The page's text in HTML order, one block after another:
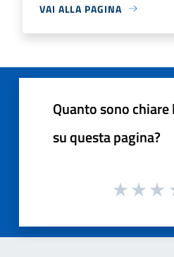
VAI ALLA PAGINA
Quanto sono
su questa pagina?